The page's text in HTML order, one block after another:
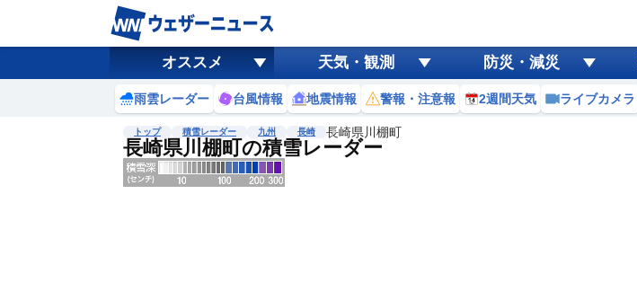
オススメ 天気・観測 防災・減災
雨雲レーダー 台風情報 地震情報 警報・注意報 2週間天気 ライブカメラ
トップ 積雪レーダー 九州 長崎 長崎県川棚町
長崎県川棚町の積雪レーダー